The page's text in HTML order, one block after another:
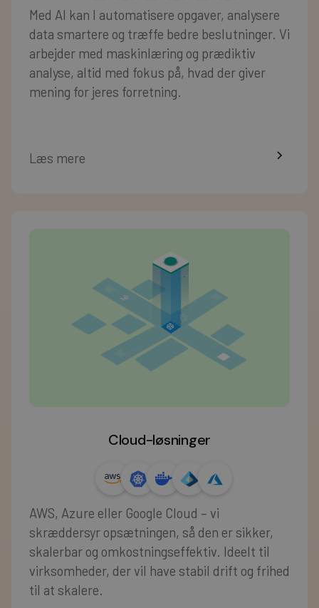
Med AI kan I automatisere opgaver, analysere
data smartere og træffe bedre beslutninger. Vi
arbejder med maskinlæring og prædiktiv
analyse, altid med fokus på, hvad der giver
mening for jeres forretning.
Læs mere
Cloud-løsninger
AWS, Azure eller Google Cloud – vi
skræddersyr opsætningen, så den er sikker,
skalerbar og omkostningseffektiv. Ideelt til
virksomheder, der vil have stabil drift og frihed
til at skalere.